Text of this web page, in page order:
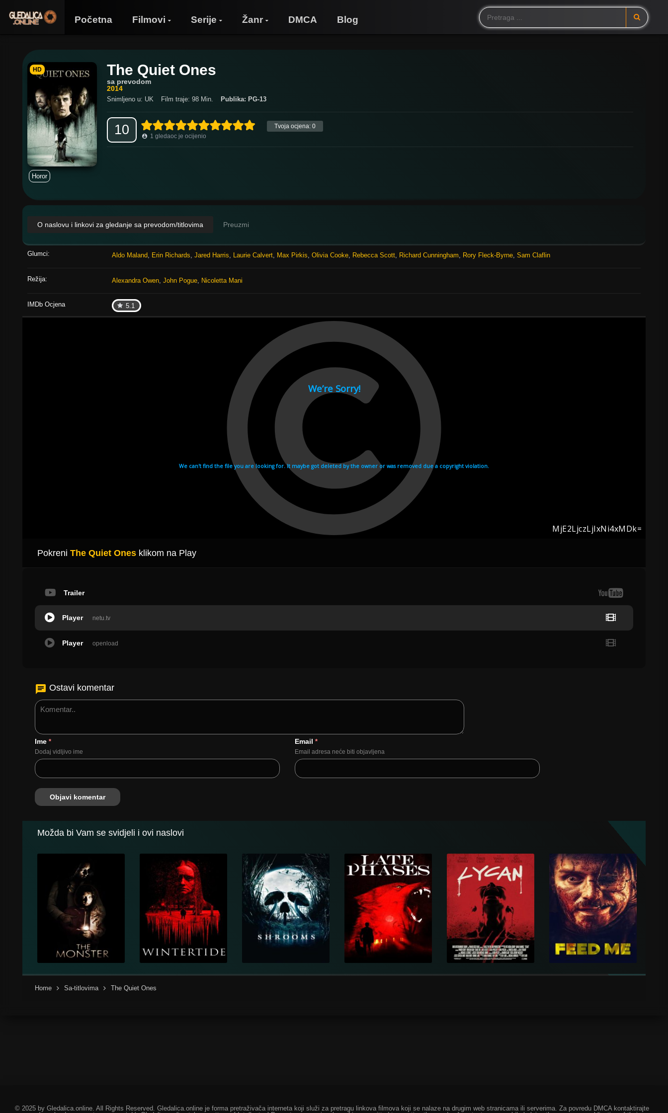
Početna Filmovi Serije Žanr DMCA Blog
HD The Quiet Ones
sa prevodom
2014
Snimljeno u: UK Film traje: 98 Min. Publika: PG-13
Tvoja ocjena: 0
10 1 gledaoc je ocijenio
Horor
O naslovu i linkovi za gledanje sa prevodom/titlovima Preuzmi
Glumci: Aldo Maland, Erin Richards, Jared Harris, Laurie Calvert, Max Pirkis, Olivia Cooke, Rebecca Scott, Richard Cunningham, Rory Fleck-Byrne, Sam Claflin
Režija: Alexandra Owen, John Pogue, Nicoletta Mani
IMDb Ocjena 5.1
Pokreni The Quiet Ones klikom na Play
Trailer
netu.tv
Player
openload
Player
Ostavi komentar
Ime *
Dodaj vidljivo ime
Email *
Email adresa neće biti objavljena
Možda bi Vam se svidjeli i ovi naslovi
Home Sa-titlovima The Quiet Ones
© 2025 by Gledalica.online. All Rights Reserved. Gledalica.online je forma pretraživača interneta koji služi za pretragu linkova filmova koji se nalaze na drugim web stranicama ili serverima. Za povredu DMCA kontaktirajte